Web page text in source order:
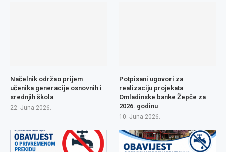
Načelnik održao prijem
učenika generacije osnovnih i
srednjih škola
22. Juna 2026.
Potpisani ugovori za
realizaciju projekata
Omladinske banke Žepče za
2026. godinu
10. Juna 2026.